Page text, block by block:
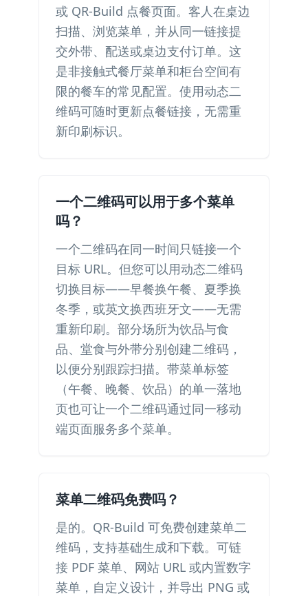
或 QR-Build 点餐页面。客人在桌边
扫描、浏览菜单，并从同一链接提
交外带、配送或桌边支付订单。这
是非接触式餐厅菜单和柜台空间有
限的餐车的常见配置。使用动态二
维码可随时更新点餐链接，无需重
新印刷标识。
一个二维码可以用于多个菜单
吗？
一个二维码在同一时间只链接一个
目标 URL。但您可以用动态二维码
切换目标——早餐换午餐、夏季换
冬季，或英文换西班牙文——无需
重新印刷。部分场所为饮品与食
品、堂食与外带分别创建二维码，
以便分别跟踪扫描。带菜单标签
（午餐、晚餐、饮品）的单一落地
页也可让一个二维码通过同一移动
端页面服务多个菜单。
菜单二维码免费吗？
是的。QR-Build 可免费创建菜单二
维码，支持基础生成和下载。可链
接 PDF 菜单、网站 URL 或内置数字
菜单，自定义设计，并导出 PNG 或